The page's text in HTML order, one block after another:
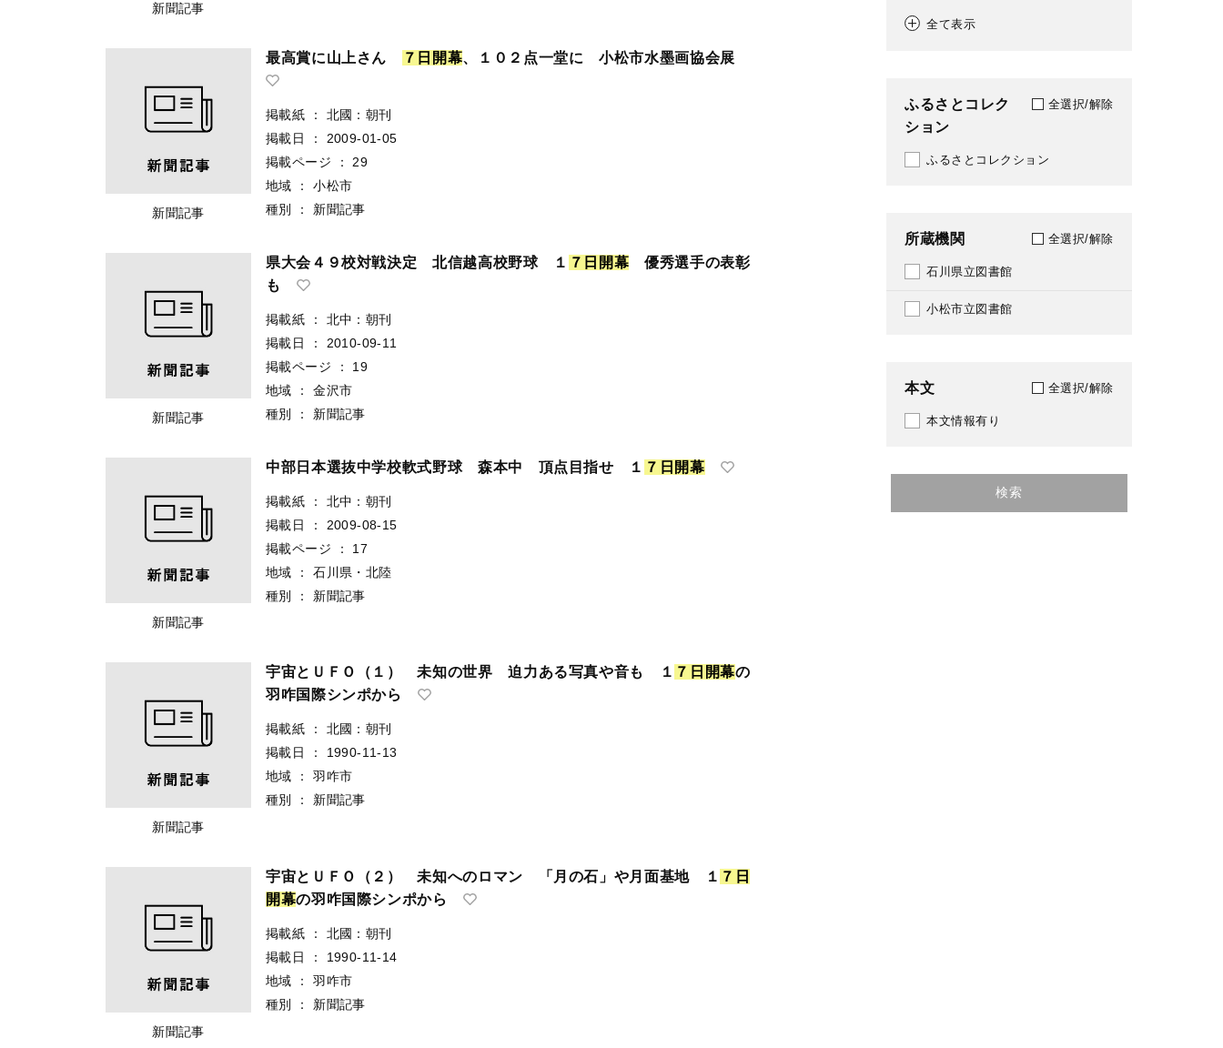
新聞記事
新聞記事
最高賞に山上さん ７ 日 開幕、１０２点一堂に 小松市水墨画協会展
掲載紙 ：
北國：朝刊
掲載日
：
2009-01-05
掲載ページ
：
29
地域
：
小松市
種別
： 新聞記事
新聞記事
県大会４９校対戦決定 北信越高校野球 １ ７ 日 開幕 優秀選手の表彰
も
掲載紙 ：
北中：朝刊
掲載日
：
2010-09-11
掲載ページ
：
19
地域
：
金沢市
種別
： 新聞記事
新聞記事
中部日本選抜中学校軟式野球 森本中 頂点目指せ １ ７ 日 開幕
掲載紙 ：
北中：朝刊
掲載日
：
2009-08-15
掲載ページ
：
17
地域
：
石川県・北陸
種別
： 新聞記事
新聞記事
宇宙とＵＦＯ（１） 未知の世界 迫力ある写真や音も １ ７ 日 開幕の
羽咋国際シンポから
掲載紙 ：
北國：朝刊
掲載日
：
1990-11-13
地域
：
羽咋市
種別
： 新聞記事
新聞記事
宇宙とＵＦＯ（２） 未知へのロマン 「月の石」や月面基地 １ ７ 日
開幕の羽咋国際シンポから
掲載紙 ：
北國：朝刊
掲載日
：
1990-11-14
地域
：
羽咋市
種別
： 新聞記事
2016
2020
2021
2024
2025
2026
全て表示
ふるさとコレク
ション
全選択/解除
ふるさとコレクション
所蔵機関 全選択/解除
石川県立図書館
小松市立図書館
本文 全選択/解除
本文情報有り
検索